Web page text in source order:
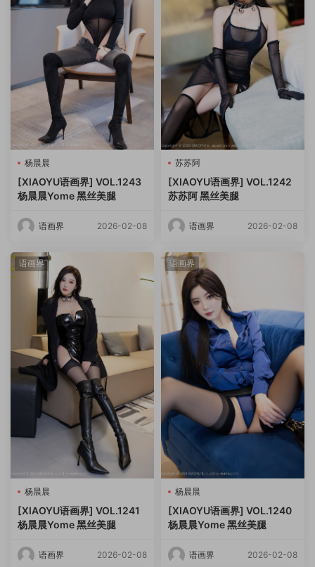
杨晨晨
[XIAOYU语画界] VOL.1243
杨晨晨Yome 黑丝美腿
语画界 2026-02-08
苏苏阿
[XIAOYU语画界] VOL.1242
苏苏阿 黑丝美腿
语画界 2026-02-08
语画界
杨晨晨
[XIAOYU语画界] VOL.1241
杨晨晨Yome 黑丝美腿
语画界 2026-02-08
语画界
杨晨晨
[XIAOYU语画界] VOL.1240
杨晨晨Yome 黑丝美腿
语画界 2026-02-08